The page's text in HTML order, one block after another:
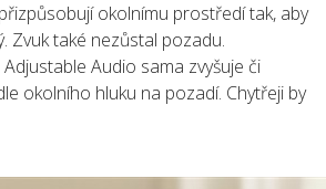
okolnímu prostředí tak, aby
Zvuk také nezůstal pozadu.
Audio sama zvyšuje či
okolního hluku na pozadí. Chytřeji by